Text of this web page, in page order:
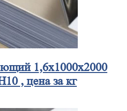
1,6x1000x2000
, цена за кг